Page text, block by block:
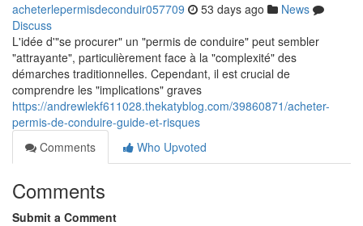
acheterlepermisdeconduir057709 53 days ago
News
Discuss
L'idée d'"se procurer" un "permis de conduire" peut sembler
"attrayante", particulièrement face à la "complexité" des
démarches traditionnelles. Cependant, il est crucial de
comprendre les "implications" graves
https://andrewlekf611028.thekatyblog.com/39860871/acheter-
permis-de-conduire-guide-et-risques
Comments
Who Upvoted
Comments
Submit a Comment